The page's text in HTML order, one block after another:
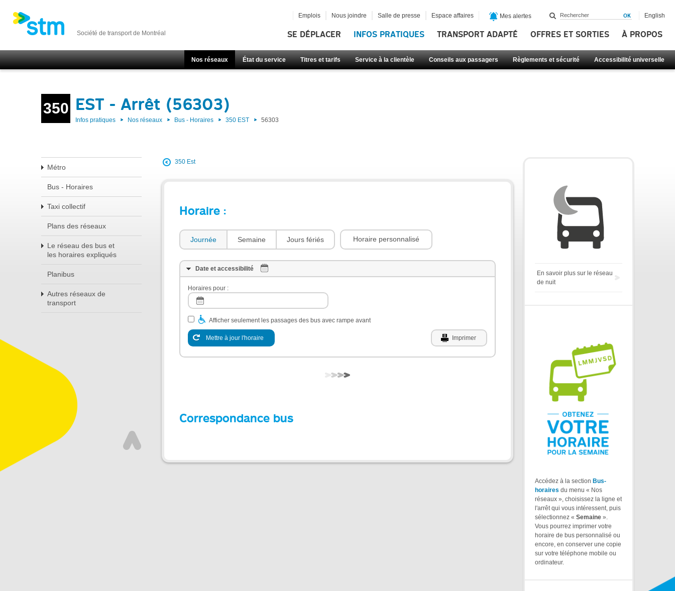
Société de transport de Montréal SE DÉPLACER INFOS PRATIQUES TRANSPORT ADAPTÉ OFFRES ET SORTIES À PROPOS
Nos réseaux État du service Titres et tarifs Service à la clientèle Conseils aux passagers Règlements et sécurité Accessibilité universelle
Emplois Nous joindre Salle de presse Espace affaires Mes alertes English
350 EST - Arrêt (56303)
Infos pratiques Nos réseaux Bus - Horaires 350 EST 56303
Métro
Bus - Horaires
Taxi collectif
Plans des réseaux
Le réseau des bus et
les horaires expliqués
Planibus
Autres réseaux de
transport
350 Est
Horaire :
Journée Semaine Jours fériés Horaire personnalisé
Date et accessibilité
Horaires pour :
Afficher seulement les passages des bus avec rampe avant
Mettre à jour l'horaire Imprimer
Correspondance bus
En savoir plus sur le réseau
de nuit
Accédez à la section Bus-
horaires du menu « Nos
réseaux », choisissez la ligne et
l'arrêt qui vous intéressent, puis
sélectionnez « Semaine ».
Vous pourrez imprimer votre
horaire de bus personnalisé ou
encore, en conserver une copie
sur votre téléphone mobile ou
ordinateur.